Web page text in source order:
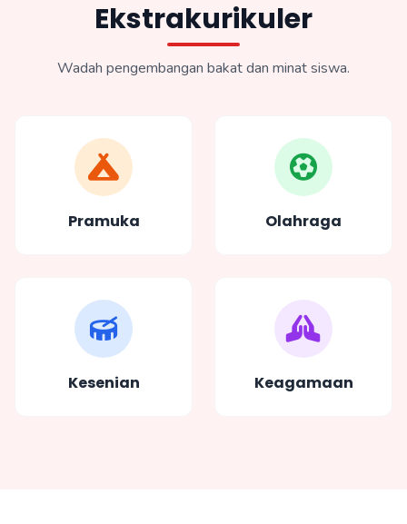
Ekstrakurikuler
Wadah pengembangan bakat dan minat siswa.
Pramuka Olahraga
Kesenian Keagamaan